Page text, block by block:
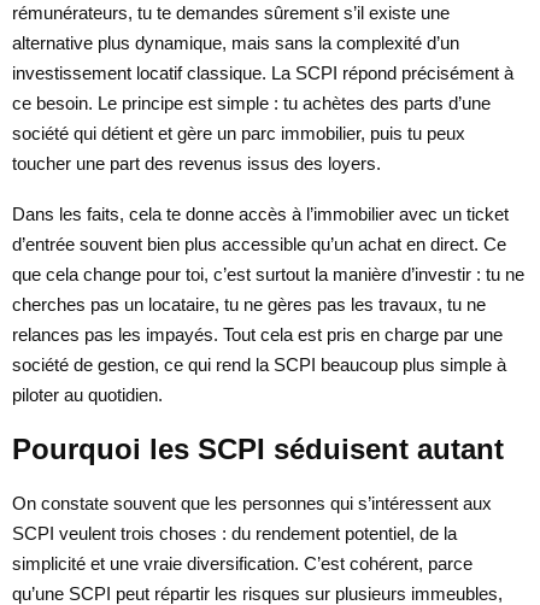
rémunérateurs, tu te demandes sûrement s’il existe une
alternative plus dynamique, mais sans la complexité d’un
investissement locatif classique. La SCPI répond précisément à
ce besoin. Le principe est simple : tu achètes des parts d’une
société qui détient et gère un parc immobilier, puis tu peux
toucher une part des revenus issus des loyers.
Dans les faits, cela te donne accès à l’immobilier avec un ticket
d’entrée souvent bien plus accessible qu’un achat en direct. Ce
que cela change pour toi, c’est surtout la manière d’investir : tu ne
cherches pas un locataire, tu ne gères pas les travaux, tu ne
relances pas les impayés. Tout cela est pris en charge par une
société de gestion, ce qui rend la SCPI beaucoup plus simple à
piloter au quotidien.
Pourquoi les SCPI séduisent autant
On constate souvent que les personnes qui s’intéressent aux
SCPI veulent trois choses : du rendement potentiel, de la
simplicité et une vraie diversification. C’est cohérent, parce
qu’une SCPI peut répartir les risques sur plusieurs immeubles,